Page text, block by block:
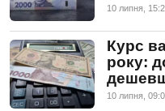
10 липня,
Курс
року:
10 липня,